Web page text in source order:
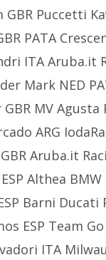
GBR Puccetti
PATA
ITA Aruba.it
Mark NED
MV Agusta
ARG
Aruba.it
Althea BMW
Barni Ducati
ESP Team
ITA